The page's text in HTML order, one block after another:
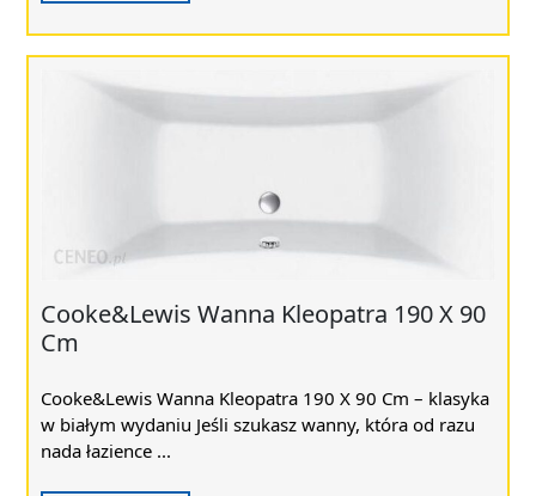
Cooke&Lewis Wanna Kleopatra 190 X 90
Cm
Cooke&Lewis Wanna Kleopatra 190 X 90 Cm – klasyka
w białym wydaniu Jeśli szukasz wanny, która od razu
nada łazience ...